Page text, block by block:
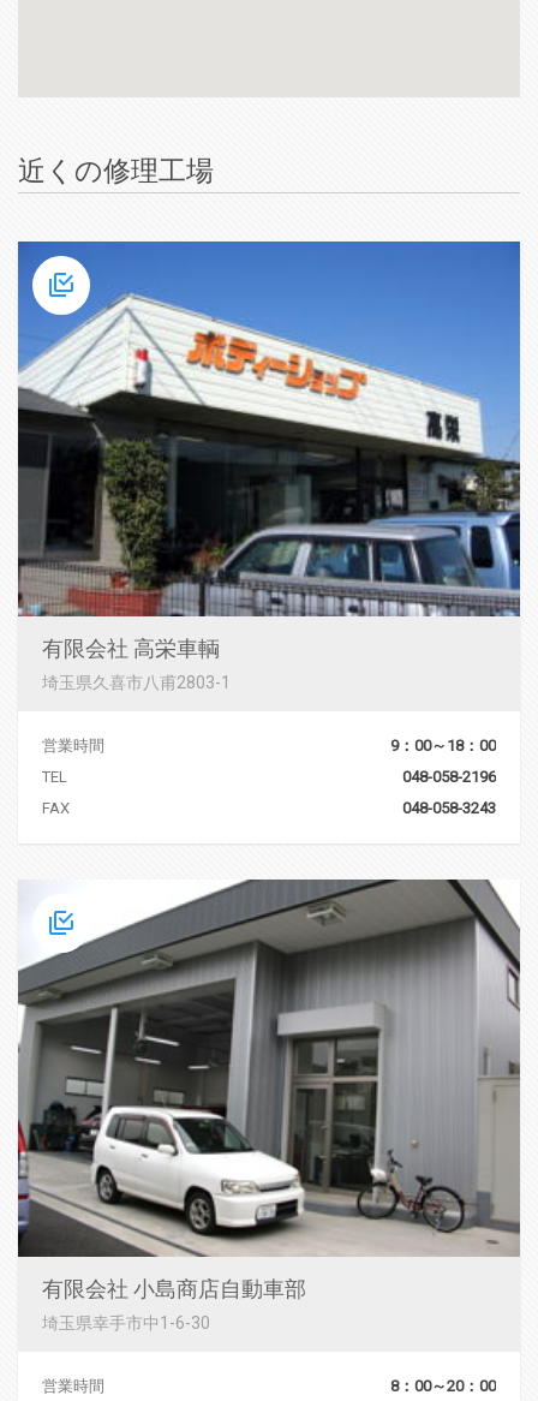
近くの修理工場
有限会社 高栄車輌
埼玉県久喜市八甫2803-1
営業時間
9：00～18：00
TEL
048-058-2196
FAX
048-058-3243
有限会社 小島商店自動車部
埼玉県幸手市中1-6-30
営業時間
8：00～20：00